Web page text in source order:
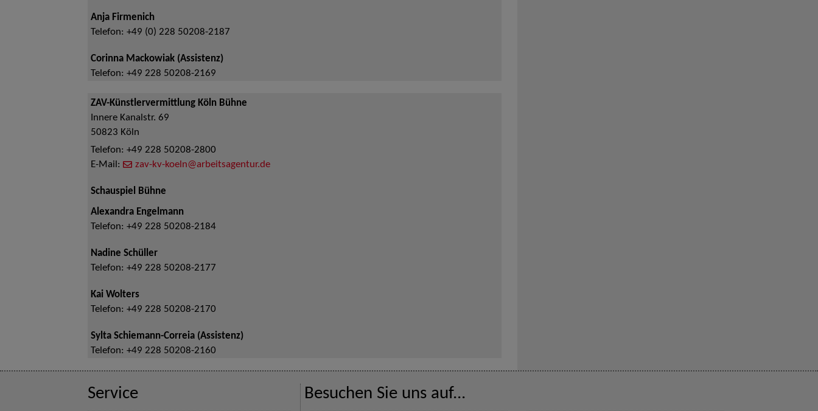
Anja Firmenich
Telefon: +49 (0) 228 50208-2187
Corinna Mackowiak (Assistenz)
Telefon: +49 228 50208-2169
ZAV-Künstlervermittlung Köln Bühne
Innere Kanalstr. 69
50823 Köln
Telefon: +49 228 50208-2800
E-Mail:
zav-kv-koeln@arbeitsagentur.de
Schauspiel Bühne
Alexandra Engelmann
Telefon: +49 228 50208-2184
Nadine Schüller
Telefon: +49 228 50208-2177
Kai Wolters
Telefon: +49 228 50208-2170
Sylta Schiemann-Correia (Assistenz)
Telefon: +49 228 50208-2160
Service Besuchen Sie uns auf...